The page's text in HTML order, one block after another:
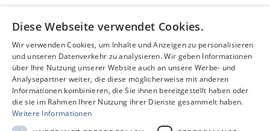
Diese Webseite verwendet Cookies.
Wir verwenden Cookies, um Inhalte und Anzeigen zu personalisieren
und unseren Datenverkehr zu analysieren. Wir geben Informationen
über Ihre Nutzung unserer Website auch an unsere Werbe- und
Analysepartner weiter, die diese möglicherweise mit anderen
Informationen kombinieren, die Sie ihnen bereitgestellt haben oder
die sie im Rahmen Ihrer Nutzung ihrer Dienste gesammelt haben.
Weitere Informationen